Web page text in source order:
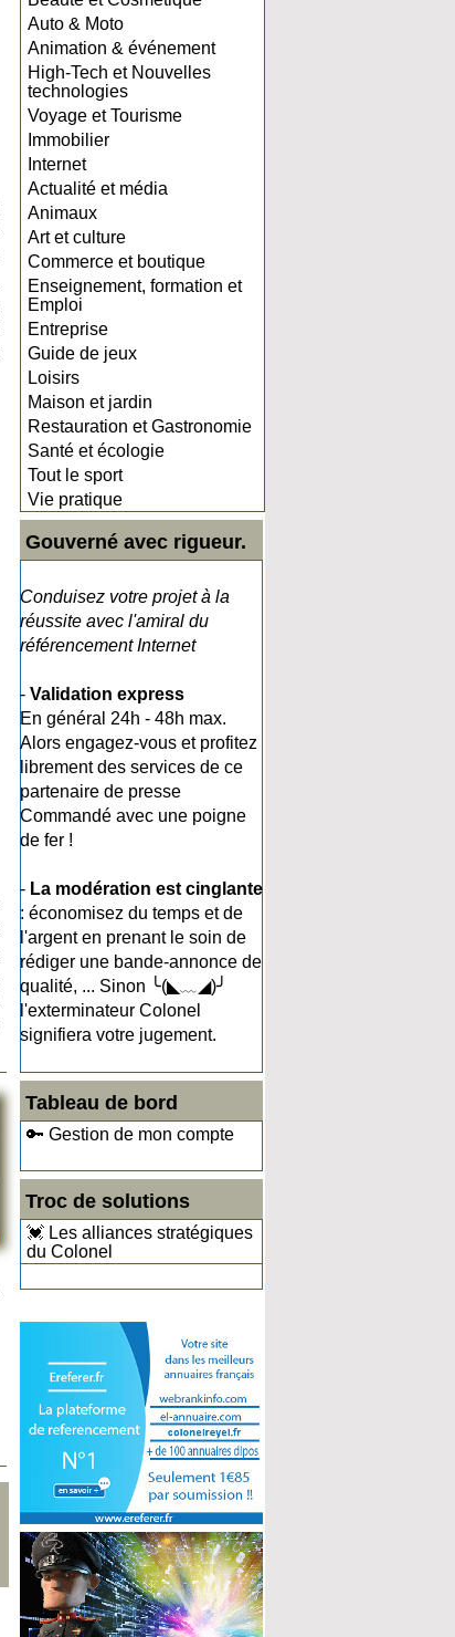
Auto & Moto
Animation & événement
High-Tech et Nouvelles
technologies
Voyage et Tourisme
Immobilier
Internet
Actualité et média
Animaux
Art et culture
Commerce et boutique
Enseignement, formation et
Emploi
Entreprise
Guide de jeux
Loisirs
Maison et jardin
Restauration et Gastronomie
Santé et écologie
Tout le sport
Vie pratique
Gouverné avec rigueur.
Conduisez votre projet à la
réussite avec l'amiral du
référencement Internet
- Validation express
En général 24h - 48h max.
Alors engagez-vous et profitez
librement des services de ce
partenaire de presse
Commandé avec une poigne
de fer !
- La modération est cinglante
: économisez du temps et de
l'argent en prenant le soin de
rédiger une bande-annonce de
qualité, ... Sinon ╰(◣﹏◢)╯
l'exterminateur Colonel
signifiera votre jugement.
Tableau de bord
🔑 Gestion de mon compte
Troc de solutions
💓 Les alliances stratégiques
du Colonel